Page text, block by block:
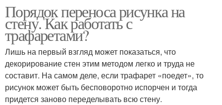
Порядок переноса рисунка на
стену. Как работать с
трафаретами?
Лишь на первый взгляд может показаться, что
декорирование стен этим методом легко и труда не
составит. На самом деле, если трафарет «поедет», то
рисунок может быть бесповоротно испорчен и тогда
придется заново переделывать всю стену.